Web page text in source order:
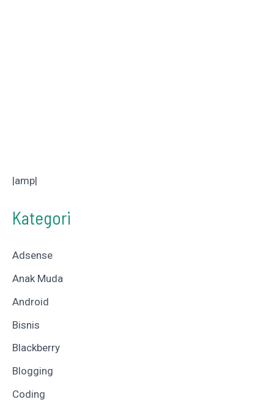
|amp|
Kategori
Adsense
Anak Muda
Android
Bisnis
Blackberry
Blogging
Coding